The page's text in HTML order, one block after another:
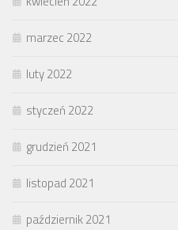
marzec 2022
luty 2022
styczeń 2022
grudzień 2021
listopad 2021
październik 2021